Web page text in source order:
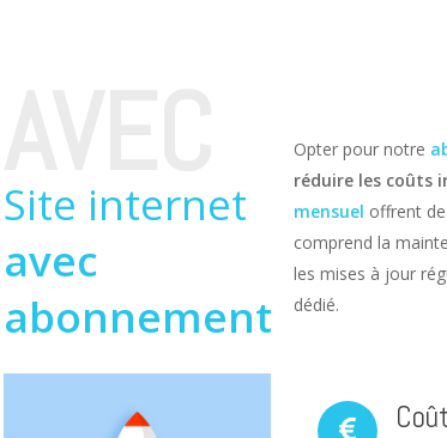
Site internet
avec
abonnement
Opter pour notre
réduire les coûts
mensuel offrent
comprend la
les mises à jour
dédié.